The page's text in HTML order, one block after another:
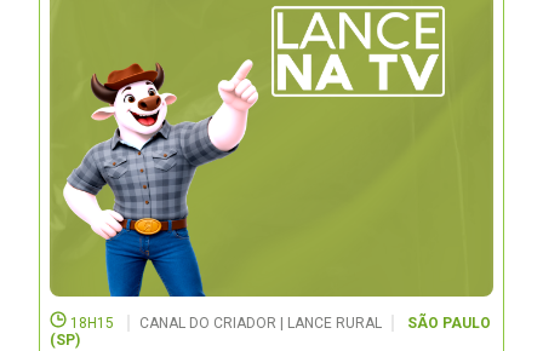
18H15 CANAL DO CRIADOR | LANCE RURAL
SÃO PAULO
(SP)